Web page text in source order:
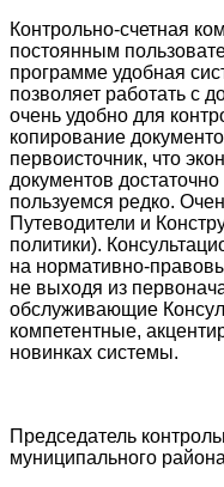
Контрольно-счетная
постоянным
программе удобная
позволяет работать с
очень удобно для
копирование
первоисточник, что
документов
пользуемся редко.
Путеводители и
политики).
на нормативно-
не выходя из
обслуживающие
компетентные,
новинках системы.
Председатель
муниципального района